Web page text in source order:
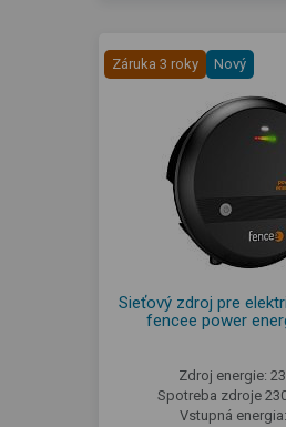
Záruka 3 roky Nový
Sieťový zdroj pre
fencee power
Zdroj energie:
Spotreba zdroje
Vstupná